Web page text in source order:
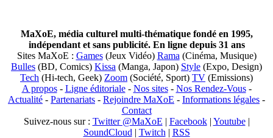
MaXoE, média culturel multi-thématique fondé en 1995,
indépendant et sans publicité. En ligne depuis 31 ans
Sites MaXoE : Games(Jeux Vidéo) Rama (Cinéma, Musique)
Bulles (BD, Comics) Kissa (Manga, Japon) Style (Expo, Design)
Tech (Hi-tech, Geek) Zoom (Société, Sport) TV (Emissions)
A propos- Ligne éditoriale- Nos sites- Nos Rendez-Vous-
Actualité - Partenariats - Rejoindre MaXoE - Informations légales -
Contact
Suivez-nous sur : Twitter @MaXoE | Facebook| Youtube|
SoundCloud | Twitch | RSS